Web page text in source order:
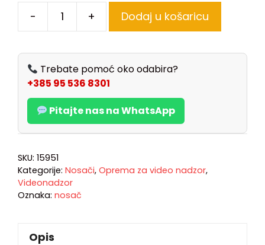
- + Dodaj u košaricu
Trebate pomoć oko odabira?
+385 95 536 8301
Pitajte nas na WhatsApp
SKU: 15951
Kategorije: Nosači, Oprema za video nadzor,
Videonadzor
Oznaka: nosač
Opis